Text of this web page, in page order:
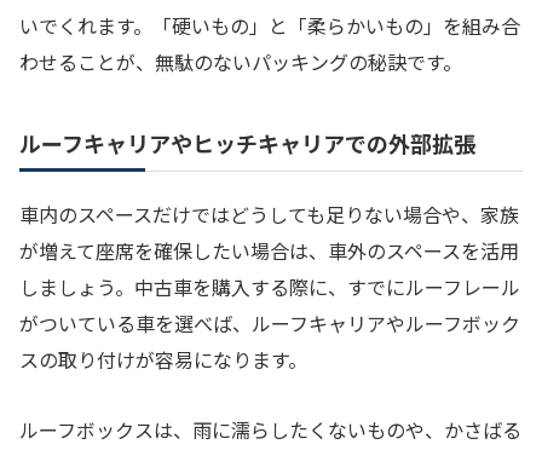
いでくれます。「硬いもの」と「柔らかいもの」を組み合
わせることが、無駄のないパッキングの秘訣です。
ルーフキャリアやヒッチキャリアでの外部拡張
車内のスペースだけではどうしても足りない場合や、家族
が増えて座席を確保したい場合は、車外のスペースを活用
しましょう。中古車を購入する際に、すでにルーフレール
がついている車を選べば、ルーフキャリアやルーフボック
スの取り付けが容易になります。
ルーフボックスは、雨に濡らしたくないものや、かさばる